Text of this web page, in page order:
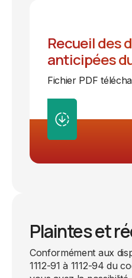
Recueil des
anticipées
Fichier PDF
Plaintes et
Conformément aux
1112-91 à 1112-94 du